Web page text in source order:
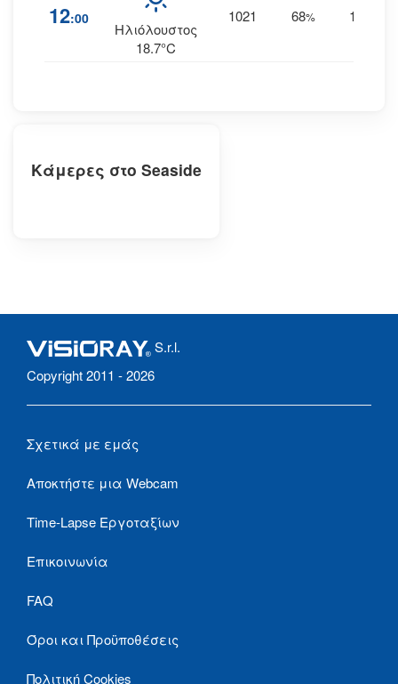
12:00
Ηλιόλουστος
18.7°C
1021 68% 12
Κάμερες στο Seaside
S.r.l.
Copyright 2011 - 2026
Σχετικά με εμάς
Αποκτήστε μια Webcam
Time-Lapse Εργοταξίων
Επικοινωνία
FAQ
Όροι και Προϋποθέσεις
Πολιτική Cookies